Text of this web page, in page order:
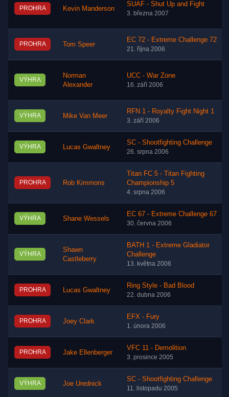
PROHRA Kevin Manderson
SUAF - Shut Up and Fight
3. března 2007
PROHRA Tom Speer
EC 72 - Extreme Challenge 72
21. října 2006
VÝHRA
Norman
Alexander
UCC - War Zone
16. září 2006
VÝHRA Mike Van Meer
RFN 1 - Royalty Fight Night 1
3. září 2006
VÝHRA Lucas Gwaltney
SC - Shootfighting Challenge
26. srpna 2006
PROHRA Rob Kimmons
Titan FC 5 - Titan Fighting
Championship 5
4. srpna 2006
VÝHRA Shane Wessels
EC 67 - Extreme Challenge 67
30. června 2006
VÝHRA
Shawn
Castleberry
BATH 1 - Extreme Gladiator
Challenge
13. května 2006
PROHRA Lucas Gwaltney
Ring Style - Bad Blood
22. dubna 2006
PROHRA Joey Clark
EFX - Fury
1. února 2006
PROHRA Jake Ellenberger
VFC 11 - Demolition
3. prosince 2005
VÝHRA Joe Urednick
SC - Shootfighting Challenge
11. listopadu 2005